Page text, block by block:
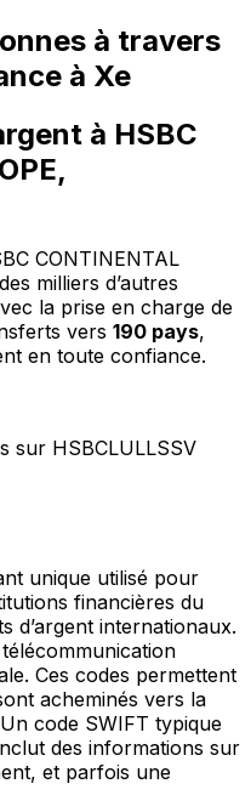
à travers
à Xe
à HSBC
CONTINENTAL
milliers d’autres
la prise en charge de
vers 190 pays,
en toute confiance.
sur HSBCLULLSSV
unique utilisé pour
financières du
d’argent internationaux.
Ces codes permettent
acheminés vers la
code SWIFT typique
des informations sur
et parfois une